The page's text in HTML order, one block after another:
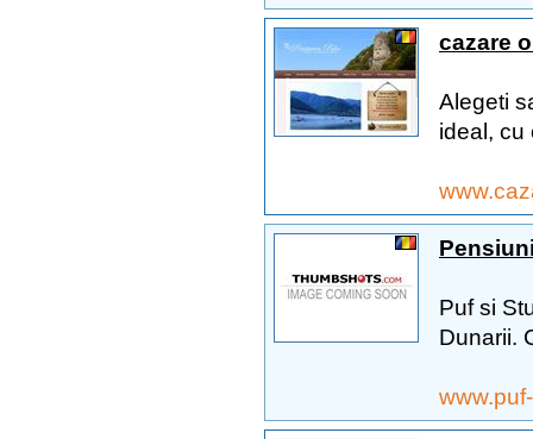
cazare
Alegeti
ideal, cu
Puf si
Dunarii.